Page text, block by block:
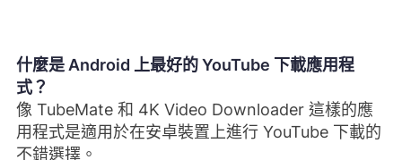
什麼是 Android 上最好的 YouTube 下載應用程
式？
像 TubeMate 和 4K Video Downloader 這樣的應
用程式是適用於在安卓裝置上進行 YouTube 下載的
不錯選擇。